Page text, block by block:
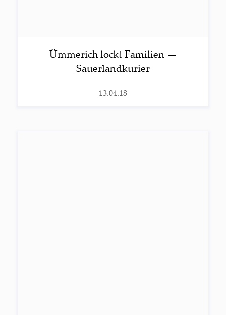
Ümme­rich lockt Fami­li­en —
Sauerlandkurier
13.04.18